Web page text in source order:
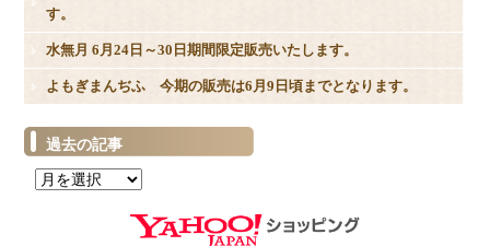
す。
水無月 6月24日～30日期間限定販売いたします。
よもぎまんぢふ 今期の販売は6月9日頃までとなります。
過去の記事